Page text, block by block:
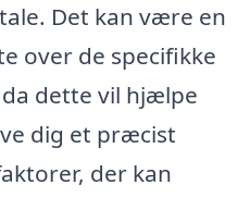
Det kan være en
over de specifikke
dette vil hjælpe
dig et præcist
der kan